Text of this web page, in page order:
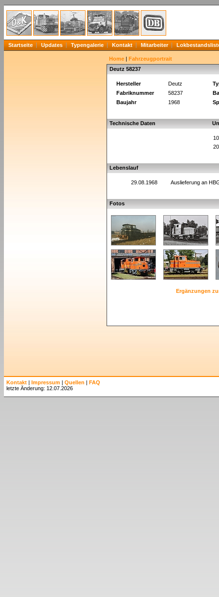
Startseite Updates Typengalerie Kontakt Mitarbeiter
Home | Fahrzeugportrait
Deutz 58237
Hersteller Deutz
Fabriknummer
58237
Baujahr
1968
Technische Daten
Lebenslauf
29.08.1968 Auslieferung an
Fotos
Ergänzungen
Kontakt | Impressum | Quellen | FAQ
letzte Änderung: 12.07.2026